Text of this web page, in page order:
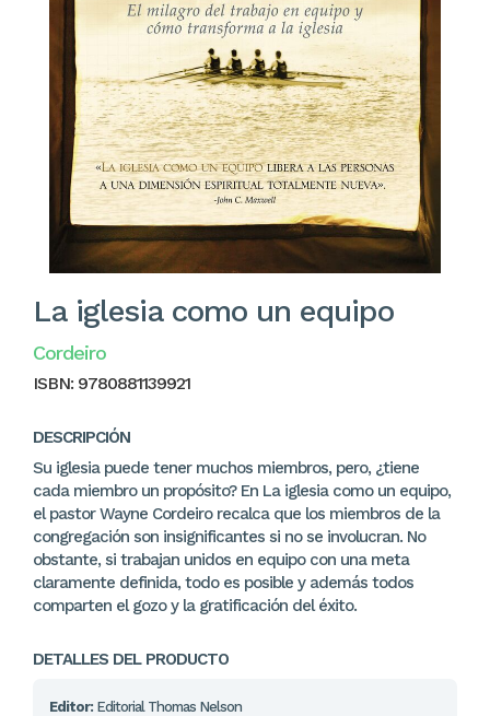
La iglesia como un equipo
Cordeiro
ISBN: 9780881139921
DESCRIPCIÓN
Su iglesia puede tener muchos miembros, pero, ¿tiene
cada miembro un propósito? En La iglesia como un equipo,
el pastor Wayne Cordeiro recalca que los miembros de la
congregación son insignificantes si no se involucran. No
obstante, si trabajan unidos en equipo con una meta
claramente definida, todo es posible y además todos
comparten el gozo y la gratificación del éxito.
DETALLES DEL PRODUCTO
Editor: Editorial Thomas Nelson